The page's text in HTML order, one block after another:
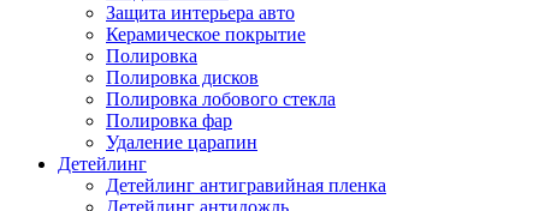
Защита интерьера авто
Керамическое покрытие
Полировка
Полировка дисков
Полировка лобового стекла
Полировка фар
Удаление царапин
Детейлинг
Детейлинг антигравийная пленка
Детейлинг антидождь